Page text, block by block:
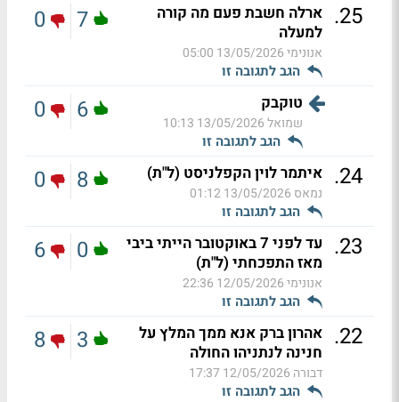
25
. ארלה חשבת פעם מה קורה
למעלה
אנונימי13/05/2026 05:00
הגב לתגובה זו
7
0
טוקבק
שמואל13/05/2026 10:13
הגב לתגובה זו
6
0
24
. איתמר לוין הקפלניסט (ל"ת)
נמאס 13/05/2026 01:12
הגב לתגובה זו
8
0
23
.
עד לפני 7 באוקטובר הייתי ביבי
מאז התפכחתי (ל"ת)
אנונימי12/05/2026 22:36
הגב לתגובה זו
0
6
22
.
אהרון ברק אנא ממך המלץ על
חנינה לנתניהו החולה
דבורה 12/05/2026 17:37
הגב לתגובה זו
3
8